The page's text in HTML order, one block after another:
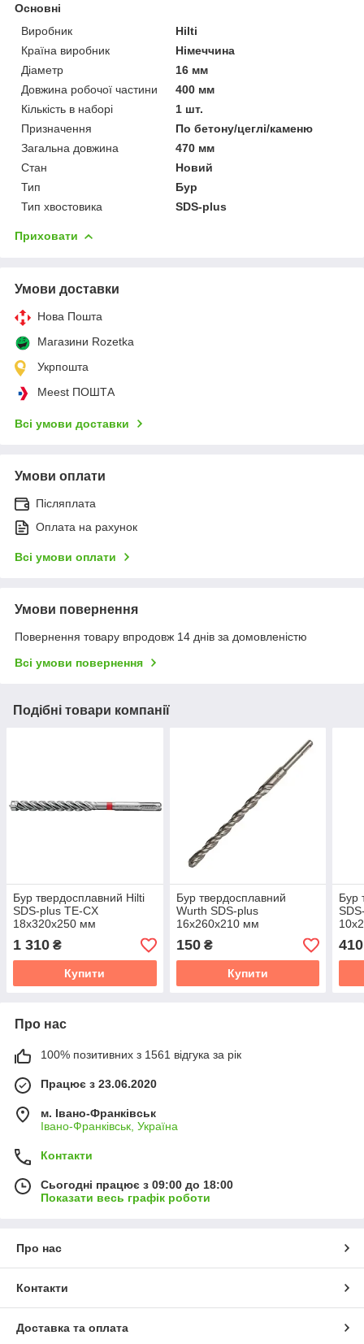
Основні
Виробник
Hilti
Країна виробник
Німеччина
Діаметр
16 мм
Довжина робочої частини
400 мм
Кількість в наборі
1 шт.
Призначення
По бетону/цеглі/каменю
Загальна довжина
470 мм
Стан
Новий
Тип
Бур
Тип хвостовика
SDS-plus
Приховати
Умови доставки
Нова Пошта
Магазини Rozetka
Укрпошта
Meest ПОШТА
Всі умови доставки
Умови оплати
Післяплата
Оплата на рахунок
Всі умови оплати
Умови повернення
Повернення товару впродовж 14 днів за домовленістю
Всі умови повернення
Подібні товари компанії
Бур твердосплавний Hilti
SDS-plus TE-CX
18х320х250 мм
1 310 ₴
Купити
Бур твердосплавний
Wurth SDS-plus
16х260х210 мм
150₴
Купити
Бур
410
Про нас
100% позитивних з 1561 відгука за рік
Працює з 23.06.2020
м. Івано-Франківськ
Івано-Франківськ, Україна
Контакти
Сьогодні працює з 09:00 до 18:00
Показати весь графік роботи
Про нас
Контакти
Доставка та оплата